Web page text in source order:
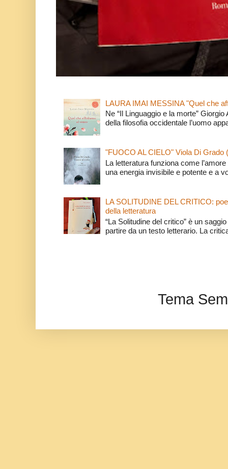
LAURA IMAI MESSINA "Quel che
Ne “Il Linguaggio e la morte”
della filosofia occidentale l’uomo
"FUOCO AL CIELO" Viola Di Grado
La letteratura funziona come
una energia invisibile e potente e a
LA SOLITUDINE DEL CRITICO:
della letteratura
“La Solitudine del critico” è un
partire da un testo letterario. La
Tema